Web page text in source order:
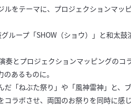
をテーマに、プロジェクションマッ
ループ「SHOW（ショウ）」と和太鼓
奏とプロジェクションマッピングのコ
あるものに。
だ「ねぶた祭り」や「風神雷神」と、
コラボさせ、両国のお祭りを同時に感